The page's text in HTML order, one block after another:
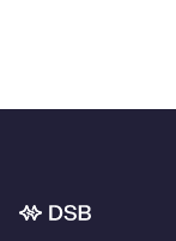
Bunnområde